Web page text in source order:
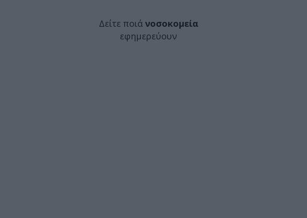
Δείτε ποιά νοσοκομεία
εφημερεύουν